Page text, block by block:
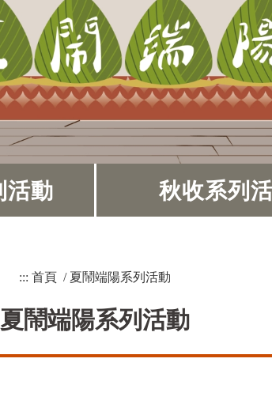
活動 秋收系列
::: 首頁 / 夏鬧端陽系列活動
夏鬧端陽系列活動